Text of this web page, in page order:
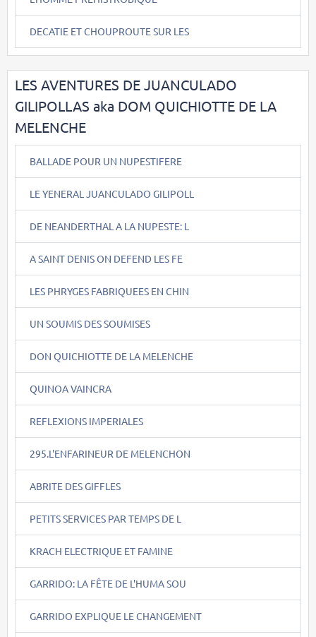
DECATIE ET CHOUPROUTE SUR LES
LES AVENTURES DE JUANCULADO
GILIPOLLAS aka DOM QUICHIOTTE DE LA
MELENCHE
BALLADE POUR UN NUPESTIFERE
LE YENERAL JUANCULADO GILIPOLL
DE NEANDERTHAL A LA NUPESTE: L
A SAINT DENIS ON DEFEND LES FE
LES PHRYGES FABRIQUEES EN CHIN
UN SOUMIS DES SOUMISES
DON QUICHIOTTE DE LA MELENCHE
QUINOA VAINCRA
REFLEXIONS IMPERIALES
295.L'ENFARINEUR DE MELENCHON
ABRITE DES GIFFLES
PETITS SERVICES PAR TEMPS DE L
KRACH ELECTRIQUE ET FAMINE
GARRIDO: LA FÊTE DE L'HUMA SOU
GARRIDO EXPLIQUE LE CHANGEMENT